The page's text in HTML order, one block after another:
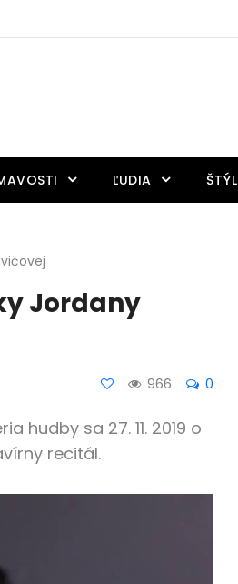
ĽUDIA ŠTÝL
Jordany
966 0
hudby sa 27. 11. 2019 o
recitál.